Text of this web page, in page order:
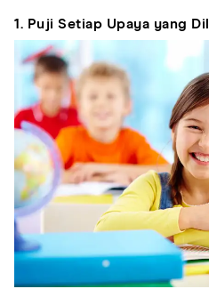
1. Puji Setiap Upaya yang